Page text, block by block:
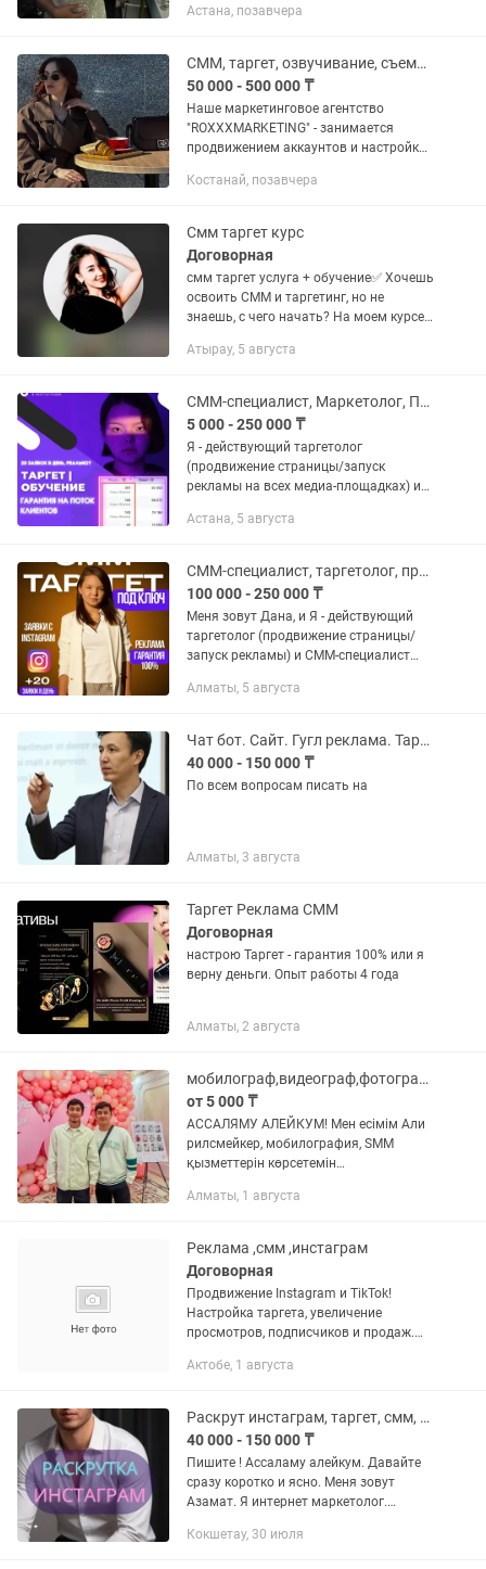
и зарабатывать в этой сфере.
Астана, позавчера
СММ, таргет, озвучивание, съемка с дрона, копирайтинг.
50 000 - 500 000 ₸
Наше маркетинговое агентство
"ROXXXMARKETING" - занимается
продвижением аккаунтов и настройкой
предлагаем большой спектр услуги для
Ведение...
Костанай, позавчера
Смм таргет курс
Договорная
смм таргет услуга + обучение✅ Хочешь
освоить СММ и таргетинг, но не
знаешь, с чего начать? На моем курсе
продающий контент ✔ Как
Как...
Атырау, 5 августа
СММ-специалист, Маркетолог, Продвижение в Instagram
5 000 - 250 000 ₸
Я - действующий таргетолог
(продвижение страницы/запуск
рекламы на всех медиа-площадках) и
Instagram. Принесла своим клиентам
Астана, 5 августа
СММ-специалист, таргетолог, продвижение в Instagram
100 000 - 250 000 ₸
Меня зовут Дана, и Я - действующий
таргетолог (продвижение страницы/
запуск рекламы) и СММ-специалист
Принесла своим клиентам более 30-ти
Алматы, 5 августа
Чат бот. Сайт. Гугл реклама. Таргет. Смм
40 000 - 150 000 ₸
По всем вопросам писать на
Алматы, 3 августа
Таргет Реклама СММ
Договорная
настрою Таргет - гарантия 100% или я
верну деньги. Опыт работы 4 года
Алматы, 2 августа
мобилограф,видеограф,фотограф,смм,обучение,курс,алматы
от 5 000 ₸
АССАЛЯМУ АЛЕЙКУМ! Мен есімім Али
рилсмейкер, мобилография, SMM
қызметтерін көрсетемін
жасаушымын. Контраст Біржан Әшім
8 оқығанмын Айфон...
Алматы, 1 августа
Реклама ,смм ,инстаграм
Договорная
Продвижение Instagram и TikTok!
Настройка таргета, увеличение
просмотров, подписчиков и продаж.
всему Казахстану 🇰🇿 Пишите в —
Актобе, 1 августа
Раскрут инстаграм, таргет, смм, таргетолог, сайт, дизайн. ИИ видео, чат бот
40 000 - 150 000 ₸
Пишите ! Ассаламу алейкум. Давайте
сразу коротко и ясно. Меня зовут
Азамат. Я интернет маркетолог.
результат - честно и качественно -
Кокшетау, 30 июля